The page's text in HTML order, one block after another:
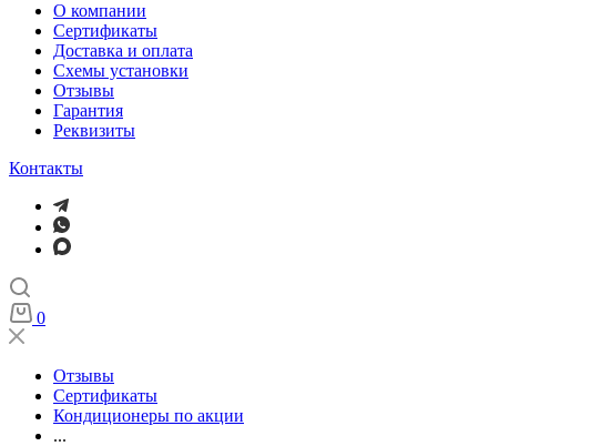
О компании
Сертификаты
Доставка и оплата
Схемы установки
Отзывы
Гарантия
Реквизиты
Контакты
0
Отзывы
Сертификаты
Кондиционеры по акции
...